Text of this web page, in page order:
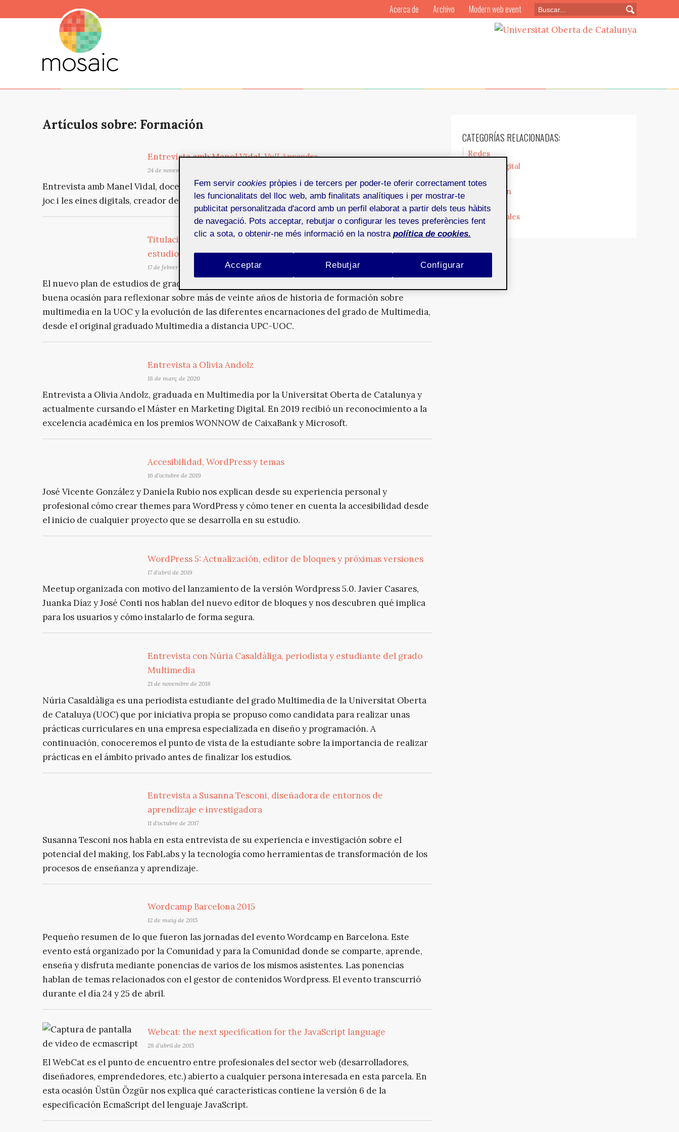
Artículos sobre: Formación
Entrevista amb Manel Vidal.Vull Aprendre
24 de novembre de 2022
Entrevista amb Manel Vidal, docent interessat en l’aprenentatge dels i les infants mitjançant el
joc i les eines digitals, creador del pòdcast Vull Aprendre.
Titulaciones de multimedia en la UOC: dos décadas, cuatro planes de
estudio y mucho futuro
17 de febrer de 2021
El nuevo plan de estudios de grado de Técnicas de Interacción Digital y Multimedia es una
buena ocasión para reflexionar sobre más de veinte años de historia de formación sobre
multimedia en la UOC y la evolución de las diferentes encarnaciones del grado de Multimedia,
desde el original graduado Multimedia a distancia UPC-UOC.
Entrevista a Olivia Andolz
18 de març de 2020
Entrevista a Olivia Andolz, graduada en Multimedia por la Universitat Oberta de Catalunya y
actualmente cursando el Máster en Marketing Digital. En 2019 recibió un reconocimiento a la
excelencia académica en los premios WONNOW de CaixaBank y Microsoft.
Accesibilidad, WordPress y temas
16 d'octubre de 2019
José Vicente González y Daniela Rubio nos explican desde su experiencia personal y
profesional cómo crear themes para WordPress y cómo tener en cuenta la accesibilidad desde
el inicio de cualquier proyecto que se desarrolla en su estudio.
WordPress 5: Actualización, editor de bloques y próximas versiones
17 d'abril de 2019
Meetup organizada con motivo del lanzamiento de la versión Wordpress 5.0. Javier Casares,
Juanka Díaz y José Conti nos hablan del nuevo editor de bloques y nos descubren qué implica
para los usuarios y cómo instalarlo de forma segura.
Entrevista con Núria Casaldàliga, periodista y estudiante del grado
Multimedia
21 de novembre de 2018
Núria Casaldàliga es una periodista estudiante del grado Multimedia de la Universitat Oberta
de Cataluya (UOC) que por iniciativa propia se propuso como candidata para realizar unas
prácticas curriculares en una empresa especializada en diseño y programación. A
continuación, conoceremos el punto de vista de la estudiante sobre la importancia de realizar
prácticas en el ámbito privado antes de finalizar los estudios.
Entrevista a Susanna Tesconi, diseñadora de entornos de
aprendizaje e investigadora
11 d'octubre de 2017
Susanna Tesconi nos habla en esta entrevista de su experiencia e investigación sobre el
potencial del making, los FabLabs y la tecnología como herramientas de transformación de los
procesos de enseñanza y aprendizaje.
Wordcamp Barcelona 2015
12 de maig de 2015
Pequeño resumen de lo que fueron las jornadas del evento Wordcamp en Barcelona. Este
evento está organizado por la Comunidad y para la Comunidad donde se comparte, aprende,
enseña y disfruta mediante ponencias de varios de los mismos asistentes. Las ponencias
hablan de temas relacionados con el gestor de contenidos Wordpress. El evento transcurrió
durante el día 24 y 25 de abril.
Webcat: the next specification for the JavaScript language
28 d'abril de 2015
El WebCat es el punto de encuentro entre profesionales del sector web (desarrolladores,
diseñadores, emprendedores, etc.) abierto a cualquier persona interesada en esta parcela. En
esta ocasión Üstün Özgür nos explica qué características contiene la versión 6 de la
especificación EcmaScript del lenguaje JavaScript.
CATEGORÍAS RELACIONADAS:
Redes
Cultura digital
Empresa
Legislación
Mercado
Profesionales
Acerca de Archivo Modern web event
Fem servir cookies pròpies i de tercers per poder-te oferir correctament totes
les funcionalitats del lloc web, amb finalitats analítiques i per mostrar-te
publicitat personalitzada d'acord amb un perfil elaborat a partir dels teus hàbits
de navegació. Pots acceptar, rebutjar o configurar les teves preferències fent
clic a sota, o obtenir-ne més informació en la nostra política de cookies.
Rebutjar
Acceptar Configurar